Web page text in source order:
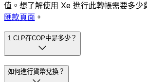
值。想了解使用 Xe 進行此轉帳需要多少
匯款頁面 。
1 CLP在COP中是多少？
如何進行貨幣兌換？